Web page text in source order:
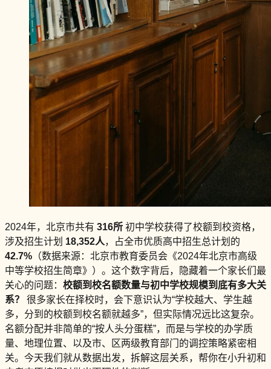
2024年，北京市共有 316所 初中学校获得了校额到校资格，
涉及招生计划 18,352人，占全市优质高中招生总计划的
42.7% （数据来源：北京市教育委员会《2024年北京市高级
中等学校招生简章》）。这个数字背后，隐藏着一个家长们最
关心的问题： 校额到校名额数量与初中学校规模到底有多大关
系？
很多家长在择校时，会下意识认为“学校越大、学生越
多，分到的校额到校名额就越多”，但实际情况远比这复杂。
名额分配并非简单的“按人头分蛋糕”，而是与学校的办学质
量、地理位置、以及市、区两级教育部门的调控策略紧密相
关。今天我们就从数据出发，拆解这层关系，帮你在小升初和